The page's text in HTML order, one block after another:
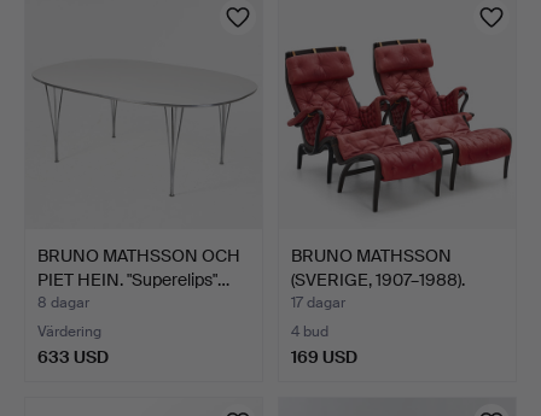
BRUNO MATHSSON OCH
PIET HEIN. "Superelips"…
8 dagar
Värdering
633 USD
BRUNO MATHSSON
(SVERIGE, 1907–1988).
Fåtöl…
17 dagar
4 bud
169 USD